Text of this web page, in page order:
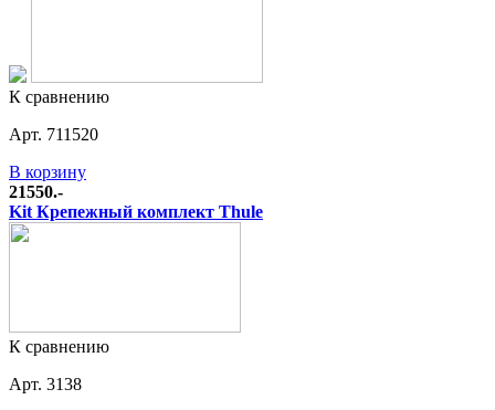
К сравнению
Арт. 711520
В корзину
21550.-
Kit Крепежный комплект Thule
К сравнению
Арт. 3138